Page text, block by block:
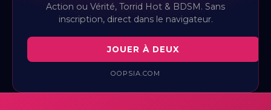
Action ou Vérité, Torrid Hot & BDSM. Sans
inscription, direct dans le navigateur.
JOUER À DEUX
OOPSIA.COM